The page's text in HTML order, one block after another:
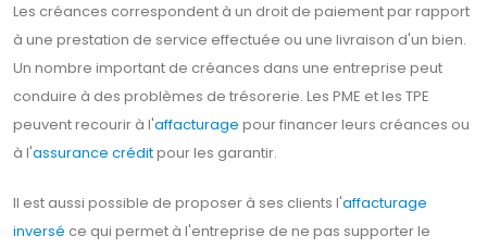
Les créances correspondent à un droit de paiement par rapport
à une prestation de service effectuée ou une livraison d'un bien.
Un nombre important de créances dans une entreprise peut
conduire à des problèmes de trésorerie. Les PME et les TPE
peuvent recourir à l'affacturage pour financer leurs créances ou
à l'assurance créditpour les garantir.
Il est aussi possible de proposer à ses clients l'affacturage
inversé ce qui permet à l'entreprise de ne pas supporter le